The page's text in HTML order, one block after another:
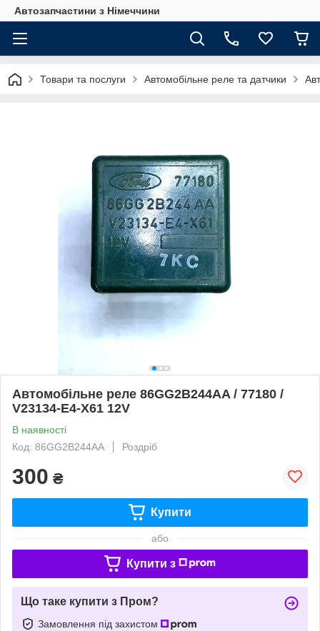
Автозапчастини з Німеччини
Товари та послуги Автомобільне реле та датчики
Автомобільне реле 86GG2B244AA / 77180 /
V23134-E4-X61 12V
В наявності
Код: 86GG2B244AA
Роздріб
300 ₴
Купити
або
Купити з
Що таке купити з Пром?
Замовлення під захистом